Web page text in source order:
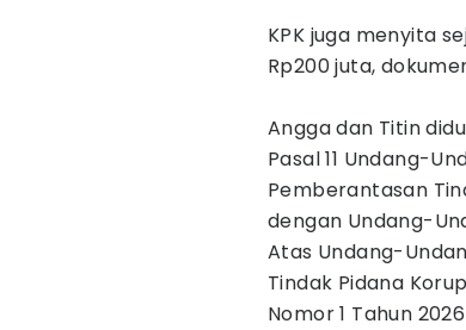
KPK juga menyita
Rp200 juta,
Angga dan Titin
Pasal 11 Undang-
Pemberantasan
dengan Undang-
Atas Undang-
Tindak Pidana
Nomor 1 Tahun